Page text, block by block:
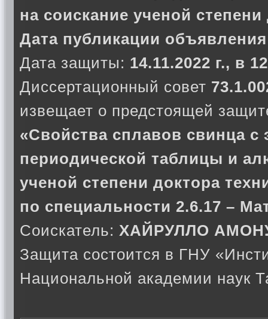
на соискание ученой
Дата публикации
Дата защиты: 14.11.2022 г., в
Диссертационный совет
извещает о предстоящей
«Свойства сплавов свинца с
периодической таблицы и
ученой степени доктора
по специальности 2.6.17 –
Соискатель: ХАЙРУЛЛО
Защита состоится в ГНУ
Национальной академии наук